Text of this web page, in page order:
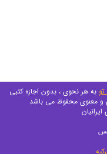
به هر نحوی ، بدون اجازه کتبی
ایرانیان